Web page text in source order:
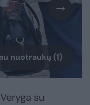
nuotraukų (1)
su